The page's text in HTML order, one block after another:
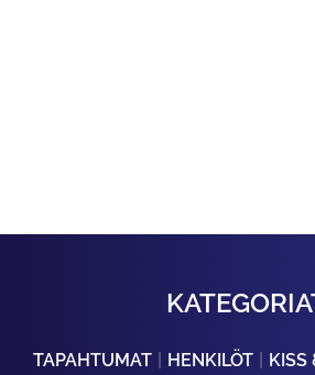
TAPAHTUMAT HENKILÖT KISS